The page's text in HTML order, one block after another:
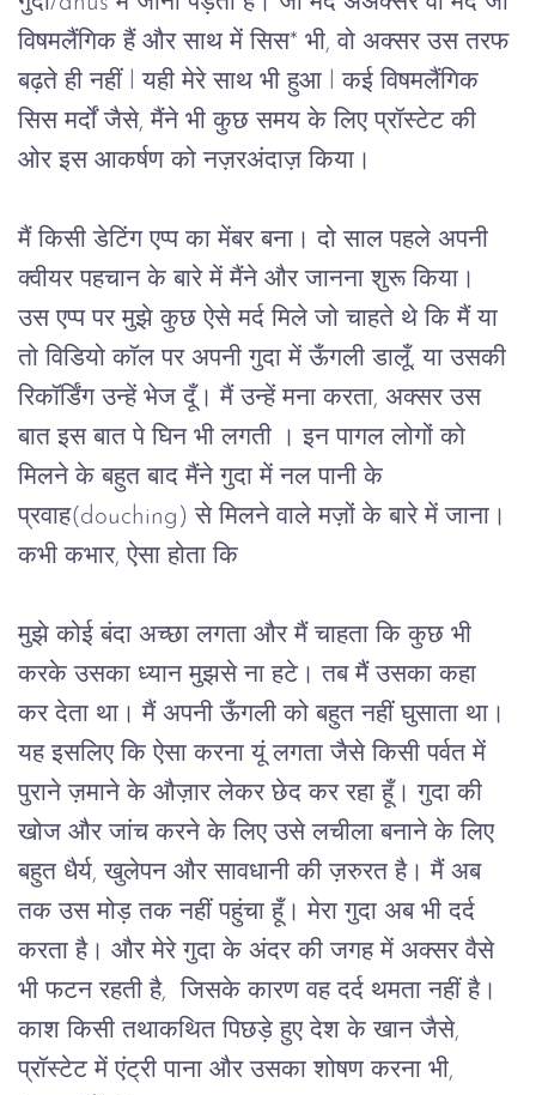
विषमलैंगिक हैं और साथ में सिस* भी, वो अक्सर उस तरफ
बढ़ते ही नहीं l यही मेरे साथ भी हुआ l कई विषमलैंगिक
सिस मर्दों जैसे, मैंने भी कुछ समय के लिए प्रॉस्टेट की
ओर इस आकर्षण को नज़रअंदाज़ किया।
मैं किसी डेटिंग एप्प का मेंबर बना। दो साल पहले अपनी
क्वीयर पहचान के बारे में मैंने और जानना शुरू किया।
उस एप्प पर मुझे कुछ ऐसे मर्द मिले जो चाहते थे कि मैं या
तो विडियो कॉल पर अपनी गुदा में ऊँगली डालूँ, या उसकी
रिकॉर्डिंग उन्हें भेज दूँ। मैं उन्हें मना करता, अक्सर उस
बात इस बात पे घिन भी लगती । इन पागल लोगों को
मिलने के बहुत बाद मैंने गुदा में नल पानी के
प्रवाह(douching) से मिलने वाले मज़ों के बारे में जाना।
कभी कभार, ऐसा होता कि
मुझे कोई बंदा अच्छा लगता और मैं चाहता कि कुछ भी
करके उसका ध्यान मुझसे ना हटे। तब मैं उसका कहा
कर देता था। मैं अपनी ऊँगली को बहुत नहीं घुसाता था।
यह इसलिए कि ऐसा करना यूं लगता जैसे किसी पर्वत में
पुराने ज़माने के औज़ार लेकर छेद कर रहा हूँ। गुदा की
खोज और जांच करने के लिए उसे लचीला बनाने के लिए
बहुत धैर्य, खुलेपन और सावधानी की ज़रुरत है। मैं अब
तक उस मोड़ तक नहीं पहुंचा हूँ। मेरा गुदा अब भी दर्द
करता है। और मेरे गुदा के अंदर की जगह में अक्सर वैसे
भी फटन रहती है,  जिसके कारण वह दर्द थमता नहीं है।
काश किसी तथाकथित पिछड़े हुए देश के खान जैसे,
प्रॉस्टेट में एंट्री पाना और उसका शोषण करना भी,